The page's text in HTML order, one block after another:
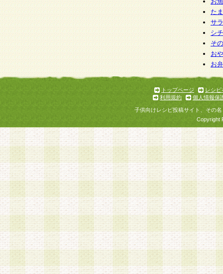
た
サ
シ
そ
お
お
トップページ
レシピ
利用規約
個人情報保
子供向けレシピ投稿サイト、その
Copyright